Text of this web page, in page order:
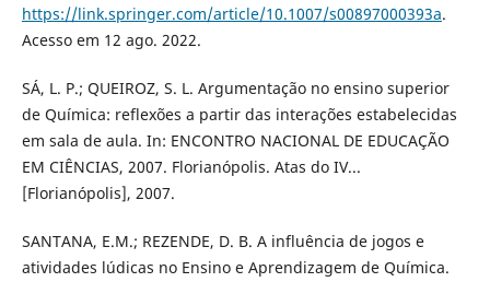
https://link.springer.com/article/10.1007/s00897000393a.
Acesso em 12 ago. 2022.
SÁ, L. P.; QUEIROZ, S. L. Argumentação no ensino superior
de Química: reflexões a partir das interações estabelecidas
em sala de aula. In: ENCONTRO NACIONAL DE EDUCAÇÃO
EM CIÊNCIAS, 2007. Florianópolis. Atas do IV...
[Florianópolis], 2007.
SANTANA, E.M.; REZENDE, D. B. A influência de jogos e
atividades lúdicas no Ensino e Aprendizagem de Química.